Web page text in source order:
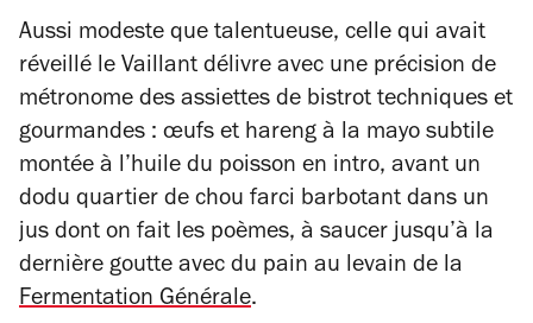
Aussi modeste que talentueuse, celle qui avait
réveillé le Vaillant délivre avec une précision de
métronome des assiettes de bistrot techniques et
gourmandes : œufs et hareng à la mayo subtile
montée à l’huile du poisson en intro, avant un
dodu quartier de chou farci barbotant dans un
jus dont on fait les poèmes, à saucer jusqu’à la
dernière goutte avec du pain au levain de la
Fermentation Générale.